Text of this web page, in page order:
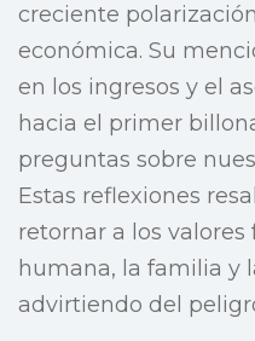
creciente
económica. Su
en los ingresos y el
hacia el primer
preguntas sobre
Estas reflexiones
retornar a los
humana, la familia y
advirtiendo del